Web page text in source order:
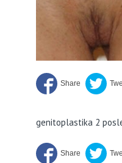
genitoplastika 2